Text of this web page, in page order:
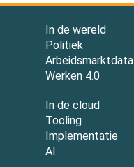
In de wereld
Politiek
Arbeidsmarktdata
Werken 4.0
In de cloud
Tooling
Implementatie
AI